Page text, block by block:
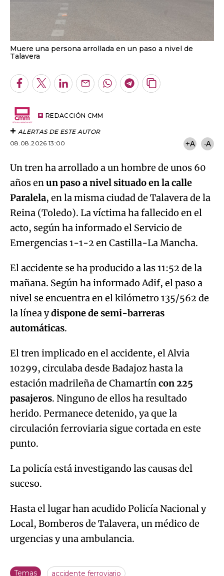
Muere una persona arrollada en un paso a nivel de
Talavera
Facebook
TwitterLinkedInEnviarWhatsapp
Telegram
Copiar
REDACCIÓN CMM
ALERTAS DE ESTE AUTOR
08.08.2026 13:00
+A -A
Un tren ha arrollado a un hombre de unos 60
años enun paso a nivel situado en la calle
Paralela, en la misma ciudad de Talavera de la
Reina (Toledo). La víctima ha fallecido en el
acto, según ha informado el Servicio de
Emergencias 1-1-2 en Castilla-La Mancha.
El accidente se ha producido a las 11:52 de la
mañana. Según ha informado Adif, el paso a
nivel se encuentra en el kilómetro 135/562 de
la línea ydispone de semi-barreras
automáticas.
El tren implicado en el accidente, el Alvia
10299, circulaba desde Badajoz hasta la
estación madrileña de Chamartíncon 225
pasajeros. Ninguno de ellos ha resultado
herido. Permanece detenido, ya que la
circulación ferroviaria sigue cortada en este
punto.
La policía está investigando las causas del
suceso.
Hasta el lugar han acudido Policía Nacional y
Local, Bomberos de Talavera, un médico de
urgencias y una ambulancia.
Temas accidente ferroviario